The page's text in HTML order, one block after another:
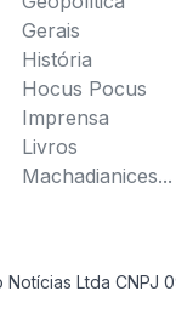
Gerais
História
Hocus Pocus
Imprensa
Livros
Machadianices...
Ltda CNPJ